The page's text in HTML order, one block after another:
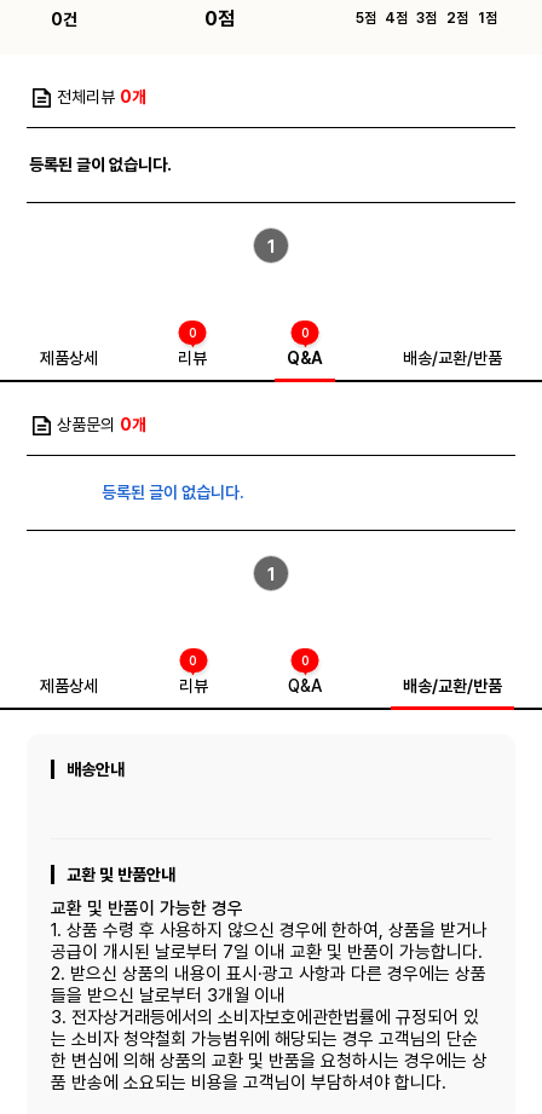
0건 0점 5점 4점 3점 2점 1점
전체리뷰 0개
등록된 글이 없습니다.
1
제품상세 리뷰
0
Q&A
0
배송/교환/반품
상품문의 0개
등록된 글이 없습니다.
1
제품상세 리뷰
0
Q&A
0
배송/교환/반품
배송안내
교환 및 반품안내
교환 및 반품이 가능한 경우
1. 상품 수령 후 사용하지 않으신 경우에 한하여, 상품을 받거나
공급이 개시된 날로부터 7일 이내 교환 및 반품이 가능합니다.
2. 받으신 상품의 내용이 표시·광고 사항과 다른 경우에는 상품
들을 받으신 날로부터 3개월 이내
3. 전자상거래등에서의 소비자보호에관한법률에 규정되어 있
는 소비자 청약철회 가능범위에 해당되는 경우 고객님의 단순
한 변심에 의해 상품의 교환 및 반품을 요청하시는 경우에는 상
품 반송에 소요되는 비용을 고객님이 부담하셔야 합니다.